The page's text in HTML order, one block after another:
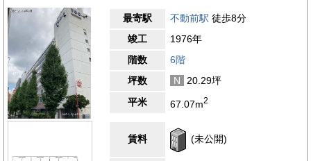
最寄駅 不動前駅 徒歩8分
竣工
1976年
階数
6階
坪数
N
20.29坪
平米
67.07m2
賃料 (未公開)